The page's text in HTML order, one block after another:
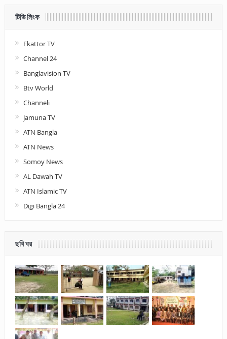
টিভি লিংক
Ekattor TV
Channel 24
Banglavision TV
Btv World
Channeli
Jamuna TV
ATN Bangla
ATN News
Somoy News
AL Dawah TV
ATN Islamic TV
Digi Bangla 24
ছবি ঘর